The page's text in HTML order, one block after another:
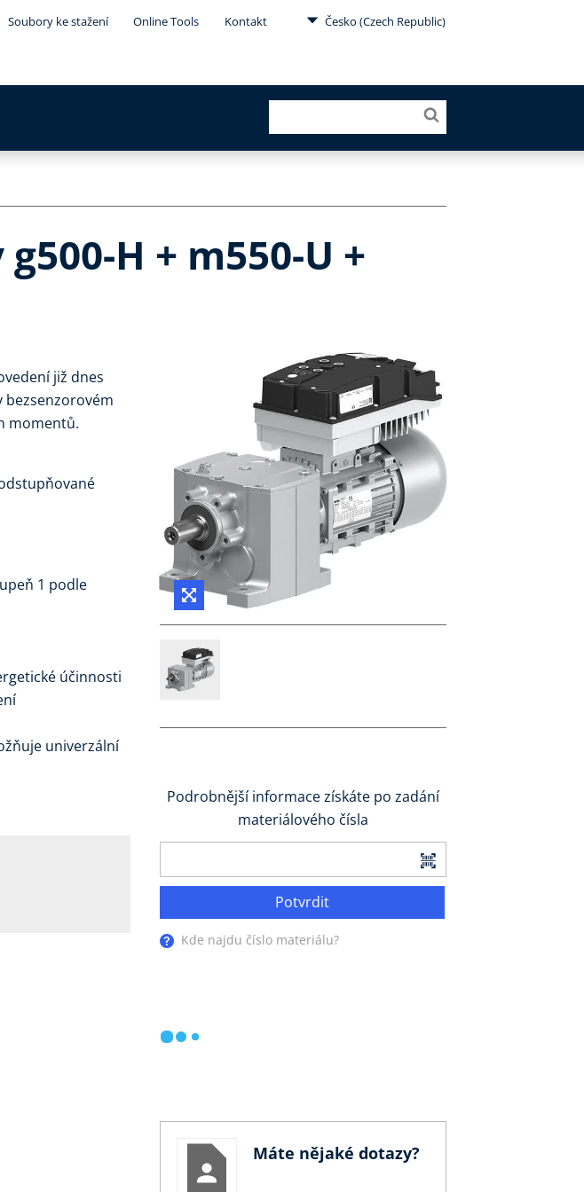
Soubory ke stažení Online Tools Kontakt Česko (Czech Republic)
H + m550-U +
již dnes
momentů.
1 podle
účinnosti
univerzální
Podrobnější informace získáte po zadání
materiálového čísla
Potvrdit
Kde najdu číslo materiálu?
Máte nějaké dotazy?